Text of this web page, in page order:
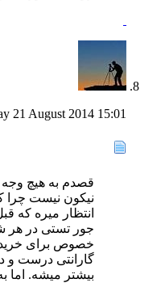
21 August 2014 15:01
قصدم به هیچ
نیکون نیست چرا
انتظار میره که
جور تستی در هر
خصوص برای
گارانتی درست
بیشتر میشه. اما